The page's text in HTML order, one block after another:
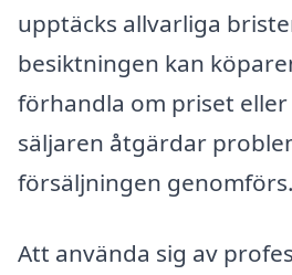
upptäcks allvarliga
besiktningen kan
förhandla om priset
säljaren åtgärdar
försäljningen genomförs.
Att använda sig av